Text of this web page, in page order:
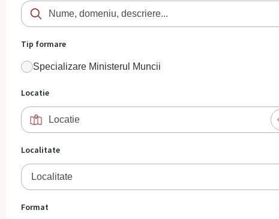
Tip formare
Specializare Ministerul Muncii
Locatie
Localitate
Localitate
Format